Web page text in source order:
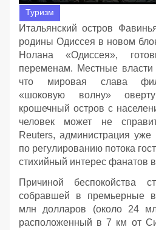
Туризм
Итальянский остров
родины Одиссея в новом
Нолана «Одиссея»,
переменам. Местные власти
что мировая слава
«шоковую волну»
крошечный остров с
человек может не
Reuters, администрация
по регулированию потока
стихийный интерес фанатов
Причиной беспокойства
собравшей в премьерные
млн долларов (около 24
расположенный в 7 км от